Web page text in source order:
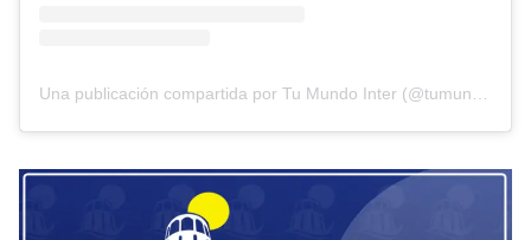
Una publicación compartida por Tu Mundo Inter (@tumundointer)